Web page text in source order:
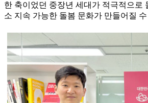
한 축이었던 중장년 세대가 적극적으로
소 지속 가능한 돌봄 문화가 만들어질